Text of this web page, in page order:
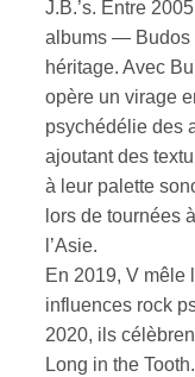
J.B.’s. Entre
albums — Budos
héritage. Avec
opère un virage
psychédélie des
ajoutant des
à leur palette
lors de tournées
l’Asie.
En 2019, V mêle
influences rock
2020, ils
Long in the